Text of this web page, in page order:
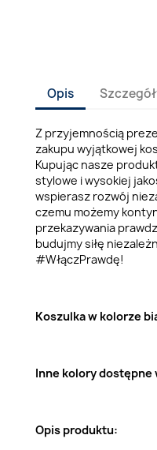
Opis
Z przyjemnością
zakupu wyjątkowej
Kupując nasze
stylowe i wysokiej
wspierasz rozwój
czemu możemy
przekazywania
budujmy siłę
#WłączPrawdę!
Koszulka w kolorze
Inne kolory dostępne
Opis produktu: